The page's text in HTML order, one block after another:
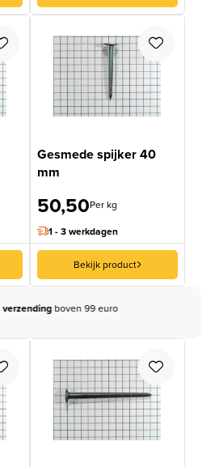
Gesmede spijker 40
mm
50,50Per kg
1 - 3 werkdagen
Bekijk product
verzendingboven 99 euro